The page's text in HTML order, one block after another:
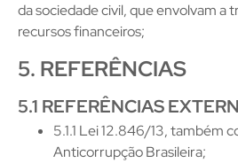
da sociedade civil, que envolvam a
recursos financeiros;
5. REFERÊNCIAS
5.1 REFERÊNCIAS
5.1.1 Lei 12.846/13, também
Anticorrupção Brasileira;